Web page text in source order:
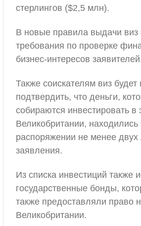
стерлингов ($2,5 млн).
В новые правила выдачи виз
требования по проверке
бизнес-интересов
Также соискателям виз
подтвердить, что деньги,
собираются инвестировать в
Великобритании, находились
распоряжении не менее двух
заявления.
Из списка инвестиций также
государственные бонды,
также предоставляли право
Великобритании.